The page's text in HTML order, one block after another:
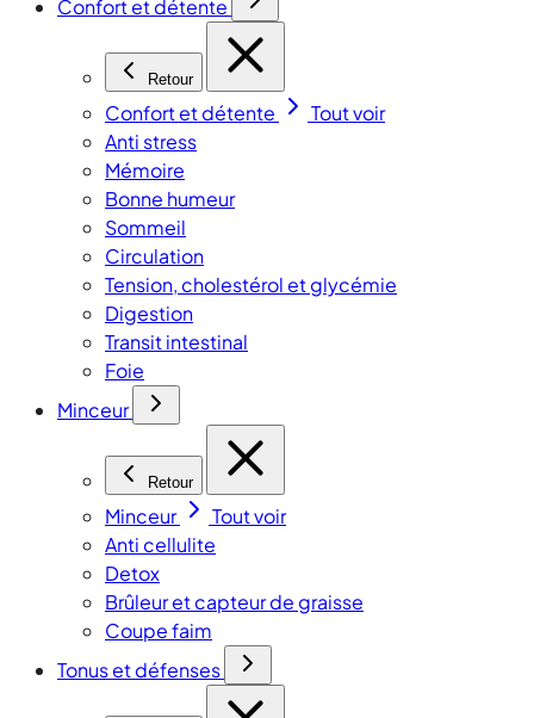
Confort et détente
Retour
Confort et détente
Tout voir
Anti stress
Mémoire
Bonne humeur
Sommeil
Circulation
Tension, cholestérol et glycémie
Digestion
Transit intestinal
Foie
Minceur
Retour
Minceur
Tout voir
Anti cellulite
Detox
Brûleur et capteur de graisse
Coupe faim
Tonus et défenses